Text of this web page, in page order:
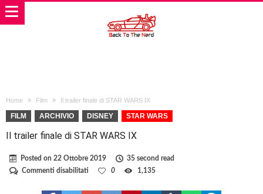
Home Film Il trailer finale di STAR WARS IX
FILM ARCHIVIO DISNEY STAR WARS
Il trailer finale di STAR WARS IX
Posted on 22 Ottobre 2019
35 second read
Commenti disabilitati
0 1,135